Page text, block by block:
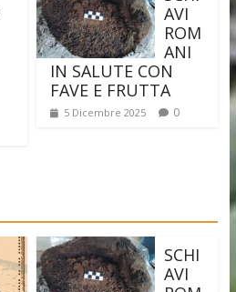
AVI
ROM
ANI
IN SALUTE CON
FAVE E FRUTTA
5 Dicembre 2025 0
SCHI
AVI